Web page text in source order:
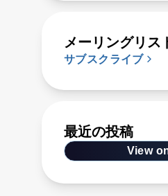
メーリングリス
サブスクライブ
最近の投稿
View